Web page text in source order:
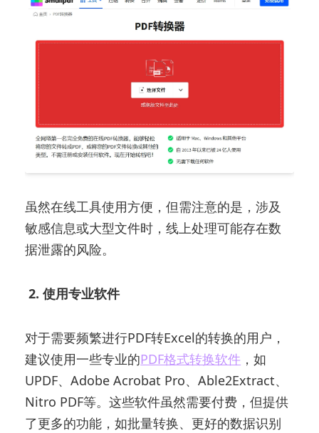
虽然在线工具使用方便，但需注意的是，涉及
敏感信息或大型文件时，线上处理可能存在数
据泄露的风险。
2. 使用专业软件
对于需要频繁进行PDF转Excel的转换的用户，
建议使用一些专业的PDF格式转换软件 ，如
UPDF、Adobe Acrobat Pro、Able2Extract、
Nitro PDF等。这些软件虽然需要付费，但提供
了更多的功能，如批量转换、更好的数据识别